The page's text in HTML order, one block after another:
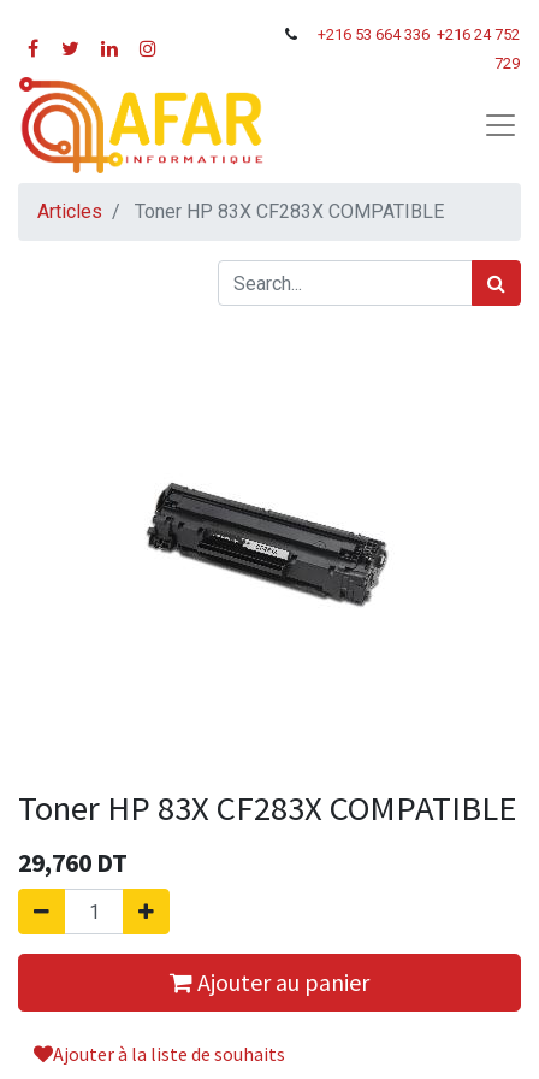
+216 53 664 336 +216 24 752
729
Articles Toner HP 83X CF283X COMPATIBLE
Toner HP 83X CF283X COMPATIBLE
29,760 DT
Ajouter au panier
Ajouter à la liste de souhaits